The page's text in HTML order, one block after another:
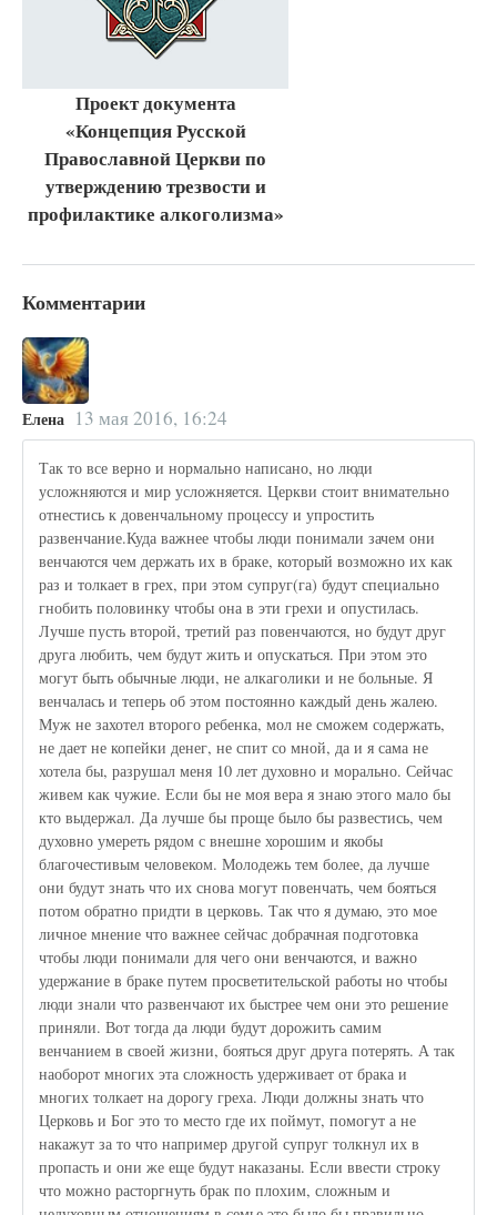
Проект документа
«Концепция Русской
Православной Церкви по
утверждению трезвости и
профилактике алкоголизма»
Комментарии
Елена 13 мая 2016, 16:24
Так то все верно и нормально написано, но люди
усложняются и мир усложняется. Церкви стоит внимательно
отнестись к довенчальному процессу и упростить
развенчание.Куда важнее чтобы люди понимали зачем они
венчаются чем держать их в браке, который возможно их как
раз и толкает в грех, при этом супруг(га) будут специально
гнобить половинку чтобы она в эти грехи и опустилась.
Лучше пусть второй, третий раз повенчаются, но будут друг
друга любить, чем будут жить и опускаться. При этом это
могут быть обычные люди, не алкаголики и не больные. Я
венчалась и теперь об этом постоянно каждый день жалею.
Муж не захотел второго ребенка, мол не сможем содержать,
не дает не копейки денег, не спит со мной, да и я сама не
хотела бы, разрушал меня 10 лет духовно и морально. Сейчас
живем как чужие. Если бы не моя вера я знаю этого мало бы
кто выдержал. Да лучше бы проще было бы развестись, чем
духовно умереть рядом с внешне хорошим и якобы
благочестивым человеком. Молодежь тем более, да лучше
они будут знать что их снова могут повенчать, чем бояться
потом обратно придти в церковь. Так что я думаю, это мое
личное мнение что важнее сейчас добрачная подготовка
чтобы люди понимали для чего они венчаются, и важно
удержание в браке путем просветительской работы но чтобы
люди знали что развенчают их быстрее чем они это решение
приняли. Вот тогда да люди будут дорожить самим
венчанием в своей жизни, бояться друг друга потерять. А так
наоборот многих эта сложность удерживает от брака и
многих толкает на дорогу греха. Люди должны знать что
Церковь и Бог это то место где их поймут, помогут а не
накажут за то что например другой супруг толкнул их в
пропасть и они же еще будут наказаны. Если ввести строку
что можно расторгнуть брак по плохим, сложным и